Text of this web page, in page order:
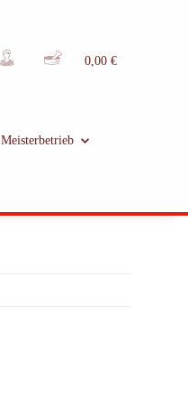
0,00 €
Meisterbetrieb